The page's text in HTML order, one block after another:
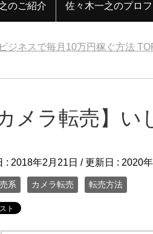
のご紹介 佐々木一之のプロ
ジネスで毎月10万円稼ぐ方法
カメラ転売】い
: 2018年2月21日 / 更新日 : 2020
系 カメラ転売 転売方法